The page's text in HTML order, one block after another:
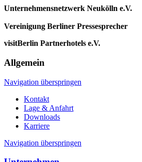
Unternehmensnetzwerk Neukölln e.V.
Vereinigung Berliner Pressesprecher
visitBerlin Partnerhotels e.V.
Allgemein
Navigation überspringen
Kontakt
Lage & Anfahrt
Downloads
Karriere
Navigation überspringen